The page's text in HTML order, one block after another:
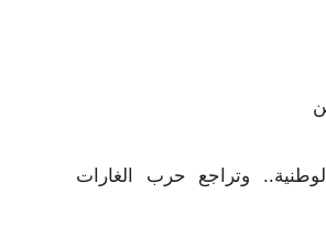
وتراجع حرب الغارات